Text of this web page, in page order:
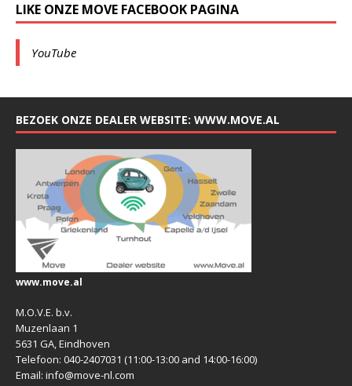
LIKE ONZE MOVE FACEBOOK PAGINA
YouTube
BEZOEK ONZE DEALER WEBSITE: WWW.MOVE.AL
www.move.al
M.O.V.E. b.v.
Muzenlaan 1
5631 GA, Eindhoven
Telefoon: 040-2407031 (11:00-13:00 and 14:00-16:00)
Email: info@move-nl.com